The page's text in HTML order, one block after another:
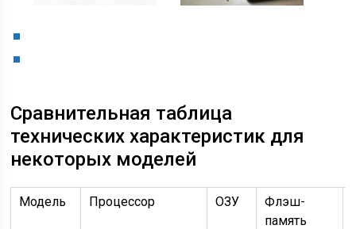
Сравнительная таблица
технических характеристик для
некоторых моделей
Модель Процессор ОЗУ
Флэш-
память